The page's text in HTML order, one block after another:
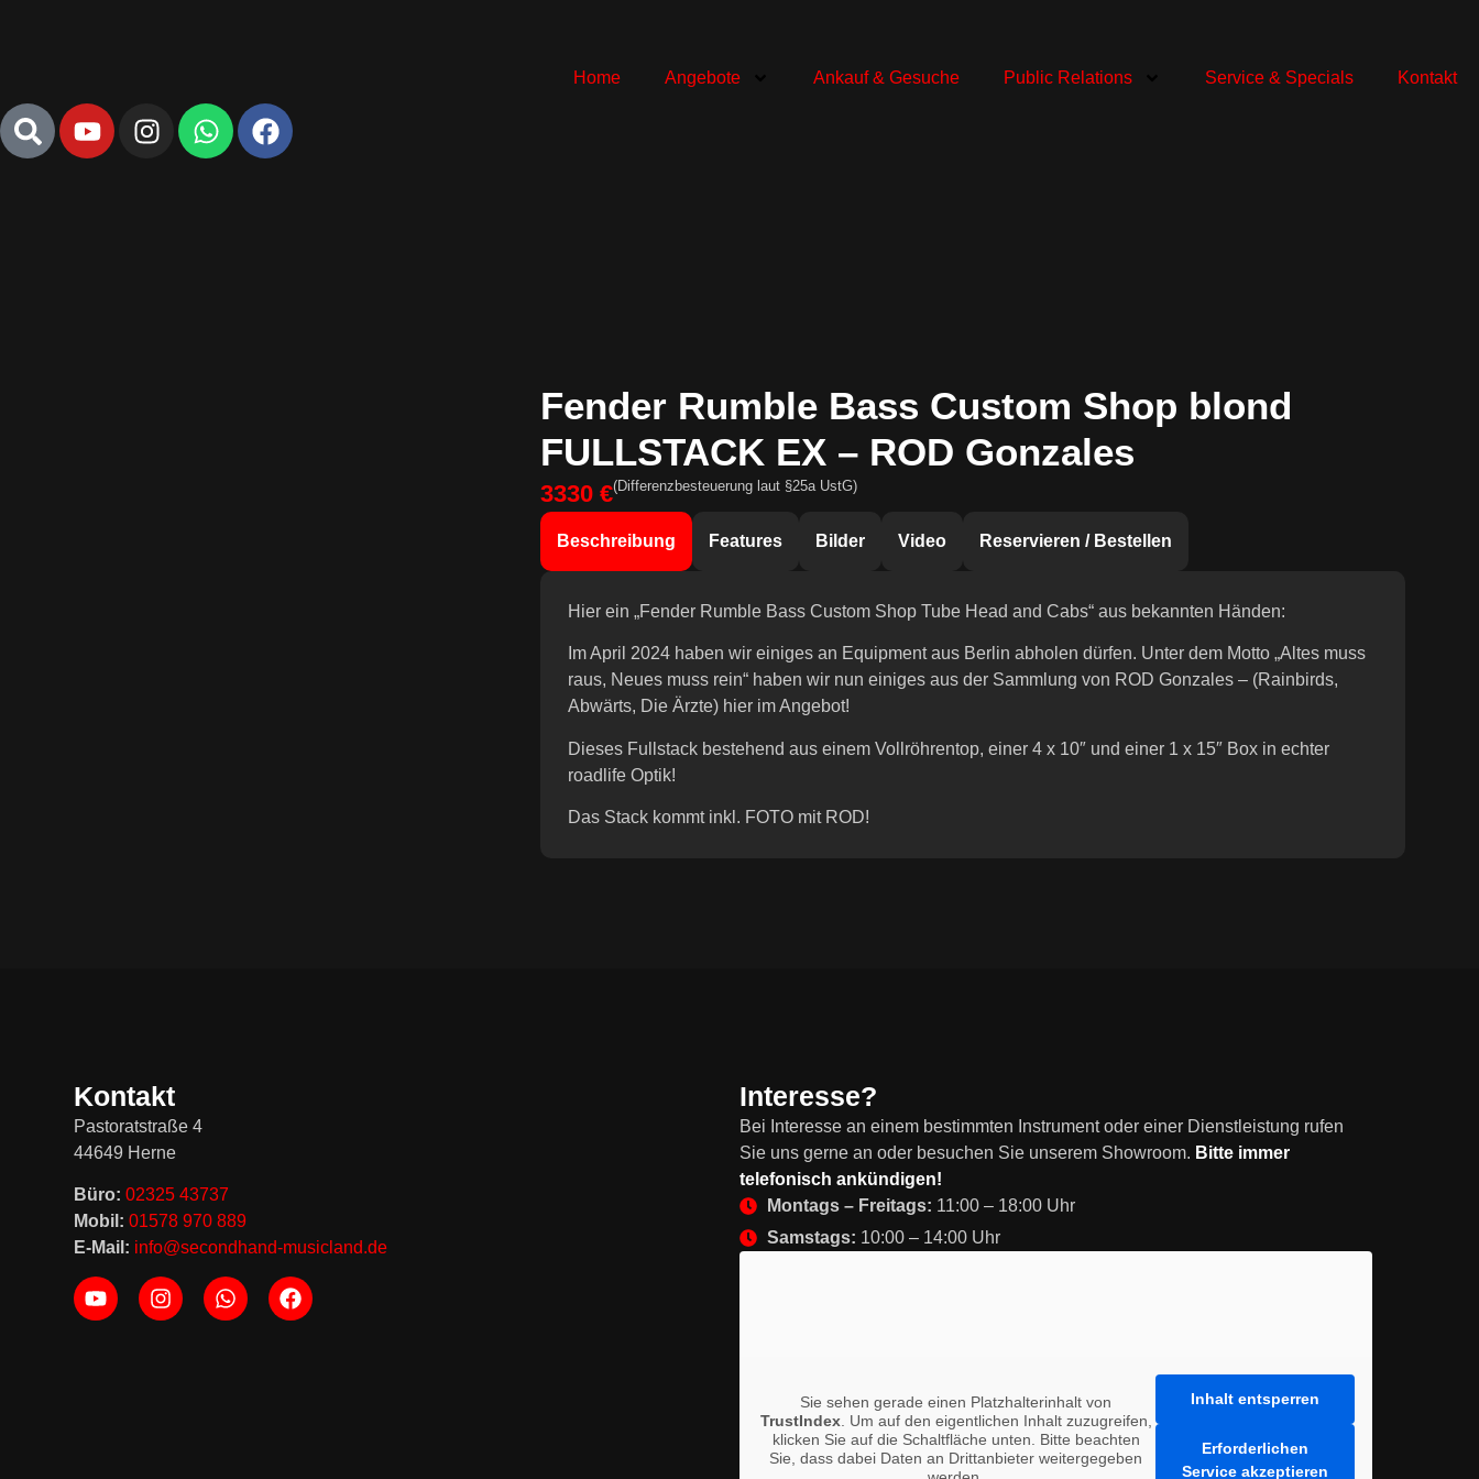
Home Angebote Ankauf & Gesuche Public Relations Service & Specials Kontakt
Fender Rumble Bass Custom Shop blond
FULLSTACK EX – ROD Gonzales
3330 €(Differenzbesteuerung laut §25a UstG)
Beschreibung Features Bilder Video Reservieren / Bestellen
Hier ein „Fender Rumble Bass Custom Shop Tube Head and Cabs“ aus bekannten Händen:
Im April 2024 haben wir einiges an Equipment aus Berlin abholen dürfen. Unter dem Motto „Altes muss
raus, Neues muss rein“ haben wir nun einiges aus der Sammlung von ROD Gonzales – (Rainbirds,
Abwärts, Die Ärzte) hier im Angebot!
Dieses Fullstack bestehend aus einem Vollröhrentop, einer 4 x 10″ und einer 1 x 15″ Box in echter
roadlife Optik!
Das Stack kommt inkl. FOTO mit ROD!
Kontakt
Pastoratstraße 4
44649 Herne
Büro: 02325 43737
Mobil: 01578 970 889
E-Mail: info@secondhand-musicland.de
Interesse?
Bei Interesse an einem bestimmten Instrument oder einer Dienstleistung rufen
Sie uns gerne an oder besuchen Sie unserem Showroom. Bitte immer
telefonisch ankündigen!
Montags – Freitags: 11:00 – 18:00 Uhr
Samstags: 10:00 – 14:00 Uhr
Sie sehen gerade einen Platzhalterinhalt von
TrustIndex. Um auf den eigentlichen Inhalt zuzugreifen,
klicken Sie auf die Schaltfläche unten. Bitte beachten
Sie, dass dabei Daten an Drittanbieter weitergegeben
Inhalt entsperren
Erforderlichen
Service akzeptieren